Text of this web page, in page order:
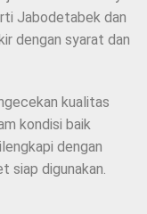
Jabodetabek dan
dengan syarat dan
kualitas
kondisi baik
dengan
siap digunakan.